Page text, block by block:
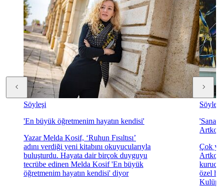
Söyleşi
'En büyük öğretmenim hayatın kendisi'
Yazar Melda Kosif, ‘Ruhun Fısıltısı’
adını verdiği yeni kitabını okuyucularıyla
buluşturdu. Hayata dair birçok duyguyu
tecrübe edinen Melda Kosif 'En büyük
öğretmenim hayatın kendisi' diyor
Çok
özel